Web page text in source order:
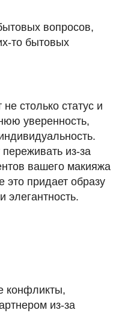
вопросов,
то бытовых
столько статус и
уверенность,
переживать из-за
вашего макияжа
придает образу
элегантность.
конфликты,
из-за